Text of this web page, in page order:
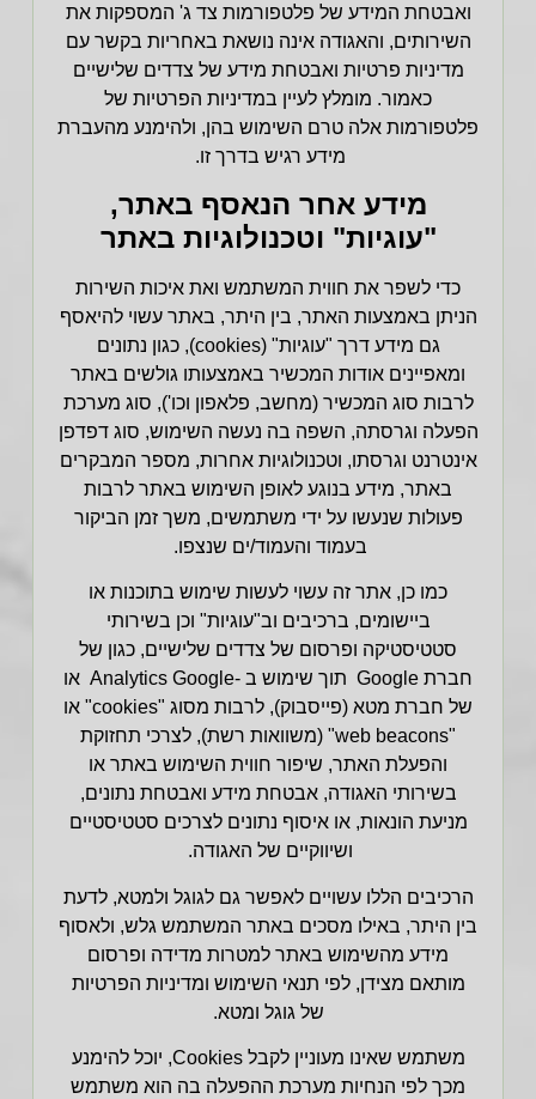
ואבטחת המידע של פלטפורמות צד ג' המספקות את
השירותים, והאגודה אינה נושאת באחריות בקשר עם
מדיניות פרטיות ואבטחת מידע של צדדים שלישיים
כאמור. מומלץ לעיין במדיניות הפרטיות של
פלטפורמות אלה טרם השימוש בהן, ולהימנע מהעברת
מידע רגיש בדרך זו.
מידע אחר הנאסף באתר,
"עוגיות" וטכנולוגיות באתר
כדי לשפר את חווית המשתמש ואת איכות השירות
הניתן באמצעות האתר, בין היתר, באתר עשוי להיאסף
גם מידע דרך "עוגיות" (cookies), כגון נתונים
ומאפיינים אודות המכשיר באמצעותו גולשים באתר
לרבות סוג המכשיר(מחשב, פלאפון וכו'), סוג מערכת
הפעלה וגרסתה, השפה בה נעשה השימוש, סוג דפדפן
אינטרנט וגרסתו, וטכנולוגיות אחרות, מספר המבקרים
באתר, מידע בנוגע לאופן השימוש באתר לרבות
פעולות שנעשו על ידי משתמשים, משך זמן הביקור
בעמוד והעמוד/ים שנצפו.
כמו כן, אתר זה עשוי לעשות שימוש בתוכנות או
ביישומים, ברכיבים וב"עוגיות" וכן בשירותי
סטטיסטיקה ופרסום של צדדים שלישיים, כגון של
חברת Google תוך שימוש ב -Analytics Google או
של חברת מטא (פייסבוק), לרבות מסוג "cookies" או
"web beacons" (משוואות רשת), לצרכי תחזוקת
והפעלת האתר, שיפור חווית השימוש באתר או
בשירותי האגודה, אבטחת מידע ואבטחת נתונים,
מניעת הונאות, או איסוף נתונים לצרכים סטטיסטיים
ושיווקיים של האגודה.
הרכיבים הללו עשויים לאפשר גם לגוגל ולמטא, לדעת
בין היתר, באילו מסכים באתר המשתמש גלש, ולאסוף
מידע מהשימוש באתר למטרות מדידה ופרסום
מותאם מצידן, לפי תנאי השימוש ומדיניות הפרטיות
של גוגל ומטא.
משתמש שאינו מעוניין לקבל Cookies, יוכל להימנע
מכך לפי הנחיות מערכת ההפעלה בה הוא משתמש